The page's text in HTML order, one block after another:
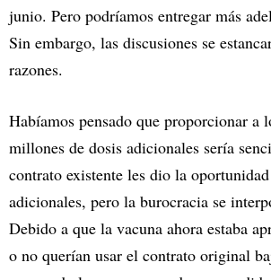
junio. Pero podríamos entregar más
Sin embargo, las discusiones se
razones.
Habíamos pensado que proporcionar a
millones de dosis adicionales sería
contrato existente les dio la
adicionales, pero la burocracia se
Debido a que la vacuna ahora estaba
o no querían usar el contrato original